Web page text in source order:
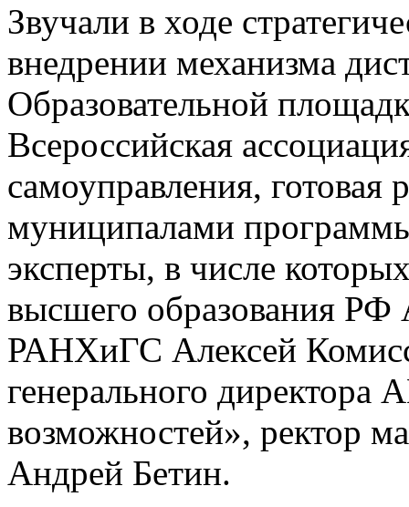
Звучали в ходе
внедрении механизма
Образовательной
Всероссийская
самоуправления, готовая
муниципалами
эксперты, в числе
высшего образования РФ
РАНХиГС Алексей
генерального
возможностей», ректор
Андрей Бетин.